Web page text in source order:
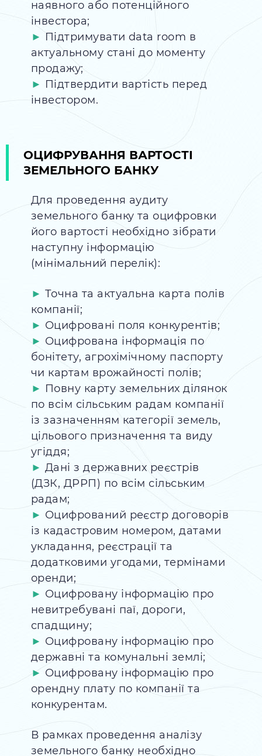
наявного або потенційного
інвестора;
Підтримувати data room в
актуальному стані до моменту
продажу;
Підтвердити вартість перед
інвестором.
ОЦИФРУВАННЯ ВАРТОСТІ
ЗЕМЕЛЬНОГО БАНКУ
Для проведення аудиту
земельного банку та оцифровки
його вартості необхідно зібрати
наступну інформацію
(мінімальний перелік):
Точна та актуальна карта полів
компанії;
Оцифровані поля конкурентів;
Оцифрована інформація по
бонітету, агрохімічному паспорту
чи картам врожайності полів;
Повну карту земельних ділянок
по всім сільським радам компанії
із зазначенням категорії земель,
цільового призначення та виду
угіддя;
Дані з державних реєстрів
(ДЗК, ДРРП) по всім сільським
радам;
Оцифрований реєстр договорів
із кадастровим номером, датами
укладання, реєстрації та
додатковими угодами, термінами
оренди;
Оцифровану інформацію про
невитребувані паї, дороги,
спадщину;
Оцифровану інформацію про
державні та комунальні землі;
Оцифровану інформацію про
орендну плату по компанії та
конкурентам.
В рамках проведення аналізу
земельного банку необхідно